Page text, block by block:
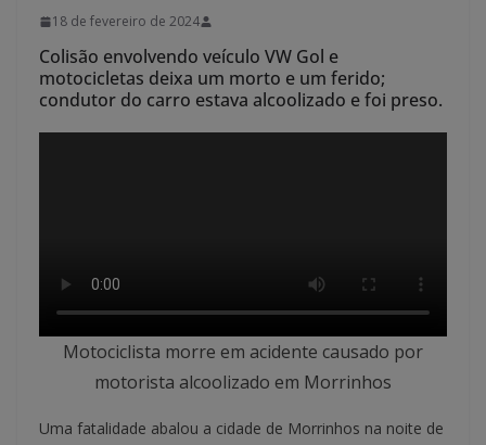
18 de fevereiro de 2024
Colisão envolvendo veículo VW Gol e
motocicletas deixa um morto e um ferido;
condutor do carro estava alcoolizado e foi preso.
Motociclista morre em acidente causado por
motorista alcoolizado em Morrinhos
Uma fatalidade abalou a cidade de Morrinhos na noite de